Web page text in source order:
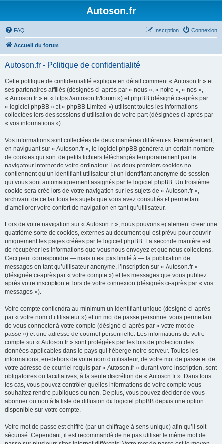
Autoson.fr
FAQ Connexion
Inscription
Accueil du forum
Autoson.fr - Politique de confidentialité
Cette politique de confidentialité explique en détail comment « Autoson.fr » et
ses partenaires affiliés (désignés ci-après par « nous », « notre », « nos »,
« Autoson.fr » et « https://autoson.fr/forum ») et phpBB (désigné ci-après par
« logiciel phpBB » et « phpBB Limited ») utilisent toutes les informations
collectées lors des sessions d’utilisation de votre part (désignées ci-après par
« vos informations »).
Vos informations sont collectées de deux manières différentes. Premièrement,
en naviguant sur « Autoson.fr », le logiciel phpBB génèrera un certain nombre
de cookies qui sont de petits fichiers téléchargés temporairement par le
navigateur internet de votre ordinateur. Les deux premiers cookies ne
contiennent qu’un identifiant utilisateur et un identifiant anonyme de session
qui vous sont automatiquement assignés par le logiciel phpBB. Un troisième
cookie sera créé lors de votre navigation sur les sujets de « Autoson.fr »,
archivant de ce fait tous les sujets que vous avez consultés et permettant
d’améliorer votre confort de navigation en tant qu’utilisateur.
Lors de votre navigation sur « Autoson.fr », nous pouvons également créer une
quatrième sorte de cookies, externes au document qui est prévu pour couvrir
uniquement les pages créées par le logiciel phpBB. La seconde manière est
de récupérer les informations que vous nous envoyez et que nous collectons.
Ceci peut correspondre — mais n’est pas limité à — la publication de
messages en tant qu’utilisateur anonyme, l’inscription sur « Autoson.fr »
(désignée ci-après par « votre compte ») et les messages que vous publiez
après votre inscription et lors de votre connexion (désignés ci-après par « vos
messages »).
Votre compte contiendra au minimum un identifiant unique (désigné ci-après
par « votre nom d’utilisateur ») et un mot de passe personnel vous permettant
de vous connecter à votre compte (désigné ci-après par « votre mot de
passe ») et une adresse de courriel personnelle. Les informations de votre
compte sur « Autoson.fr » sont protégées par les lois de protection des
données applicables dans le pays qui héberge notre serveur. Toutes les
informations, en-dehors de votre nom d’utilisateur, de votre mot de passe et de
votre adresse de courriel requis par « Autoson.fr » durant votre inscription, sont
obligatoires ou facultatives, à la seule discrétion de « Autoson.fr ». Dans tous
les cas, vous pouvez contrôler quelles informations de votre compte vous
souhaitez rendre publiques ou non. De plus, vous pouvez décider de vous
abonner ou non à la liste de diffusion du logiciel phpBB depuis une option
disponible sur votre compte.
Votre mot de passe est chiffré (par un chiffrage à sens unique) afin qu’il soit
sécurisé. Cependant, il est recommandé de ne pas utiliser le même mot de